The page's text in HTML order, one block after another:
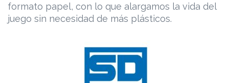
formato papel, con lo que alargamos la vida del
juego sin necesidad de más plásticos.